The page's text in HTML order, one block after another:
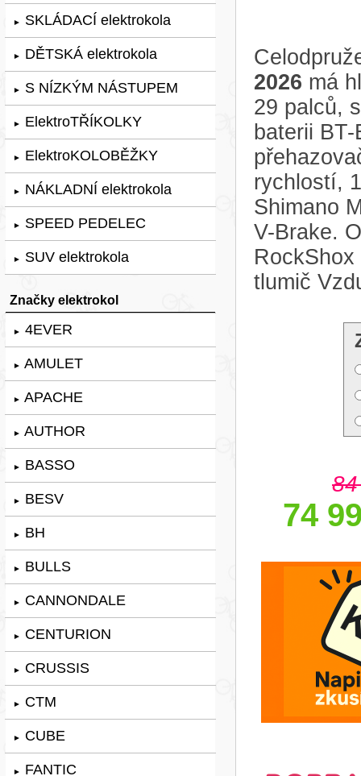
► SKLÁDACÍ elektrokola
► DĚTSKÁ elektrokola
► S NÍZKÝM NÁSTUPEM
► ElektroTŘÍKOLKY
► ElektroKOLOBĚŽKY
► NÁKLADNÍ elektrokola
► SPEED PEDELEC
► SUV elektrokola
Značky elektrokol
► 4EVER
► AMULET
► APACHE
► AUTHOR
► BASSO
► BESV
► BH
► BULLS
► CANNONDALE
► CENTURION
► CRUSSIS
► CTM
► CUBE
► FANTIC
2026 má
29 palců,
baterii
rychlostí,
Shimano
V-Brake.
tlumič
74